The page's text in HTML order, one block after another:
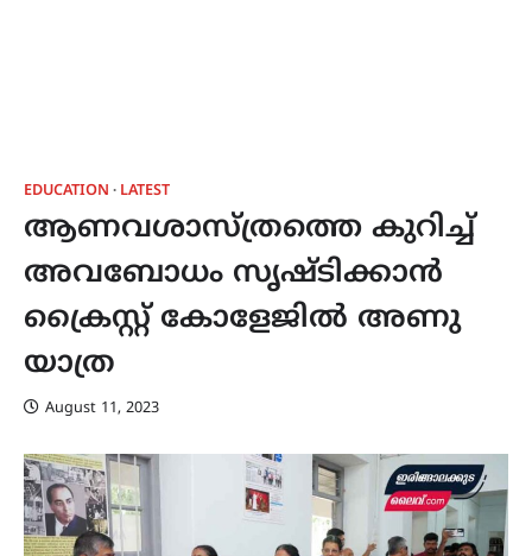
EDUCATION LATEST
ആണവശാസ്ത്രത്തെ കുറിച്ച്
അവബോധം സൃഷ്ടിക്കാൻ
ക്രൈസ്റ്റ് കോളേജിൽ അണു
യാത്ര
August 11, 2023